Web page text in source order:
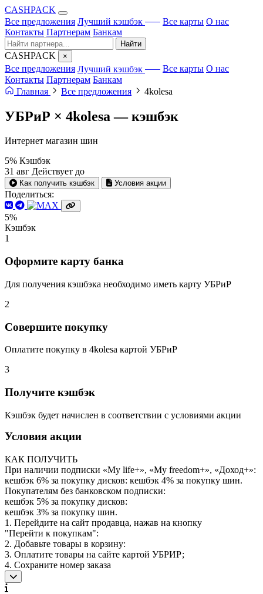
CASHPACK
Все предложения Лучший кэшбэк Все карты О нас
Контакты Партнерам Банкам
Найти
CASHPACK ×
Все предложения Лучший кэшбэк Все карты О нас
Контакты Партнерам Банкам
Главная
Все предложения 4kolesa
УБРиР × 4kolesa —кэшбэк
Интернет магазин шин
5% Кэшбэк
31 авг Действует до
Как получить кэшбэк Условия акции
Поделиться:
5%
Кэшбэк
1
Оформите карту банка
Для получения кэшбэка необходимо иметь карту УБРиР
2
Совершите покупку
Оплатите покупку в 4kolesa картой УБРиР
3
Получите кэшбэк
Кэшбэк будет начислен в соответствии с условиями акции
Условия акции
КАК ПОЛУЧИТЬ
При наличии подписки «My life+», «My freedom+», «Доход+»:
кешбэк 6% за покупку дисков: кешбэк 4% за покупку шин.
Покупателям без банковском подписки:
кешбэк 5% за покупку дисков:
кешбэк 3% за покупку шин.
1. Перейдите на сайт продавца, нажав на кнопку
"Перейти к покупкам":
2. Добавьте товары в корзину:
3. Оплатите товары на сайте картой УБРИР;
4. Сохраните номер заказа